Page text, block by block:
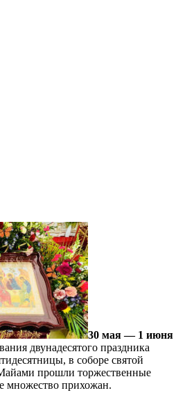
30 мая — 1 июня
двунадесятого праздника
в соборе святой
прошли торжественные
множество прихожан.